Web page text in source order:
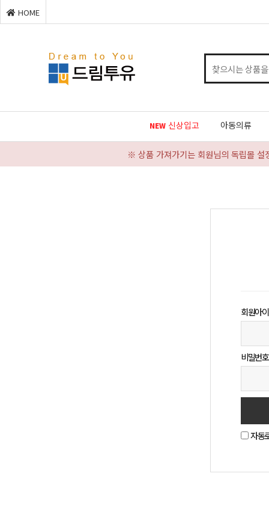
HOME
NEW신상입고 아동의류
※ 상품 가져가기는 회원님의 독립몰
회원아
비밀번호
자동